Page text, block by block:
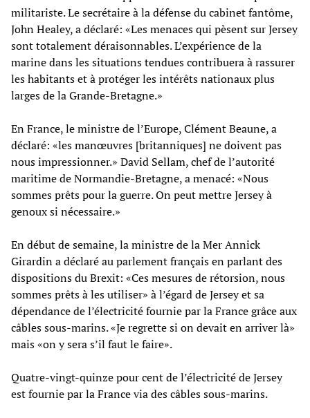
militariste. Le secrétaire à la défense du cabinet fantôme,
John Healey, a déclaré: «Les menaces qui pèsent sur Jersey
sont totalement déraisonnables. L’expérience de la
marine dans les situations tendues contribuera à rassurer
les habitants et à protéger les intérêts nationaux plus
larges de la Grande-Bretagne.»
En France, le ministre de l’Europe, Clément Beaune, a
déclaré: «les manœuvres [britanniques] ne doivent pas
nous impressionner.» David Sellam, chef de l’autorité
maritime de Normandie-Bretagne, a menacé: «Nous
sommes prêts pour la guerre. On peut mettre Jersey à
genoux si nécessaire.»
En début de semaine, la ministre de la Mer Annick
Girardin a déclaré au parlement français en parlant des
dispositions du Brexit: «Ces mesures de rétorsion, nous
sommes prêts à les utiliser» à l’égard de Jersey et sa
dépendance de l’électricité fournie par la France grâce aux
câbles sous-marins. «Je regrette si on devait en arriver là»
mais «on y sera s’il faut le faire».
Quatre-vingt-quinze pour cent de l’électricité de Jersey
est fournie par la France via des câbles sous-marins.